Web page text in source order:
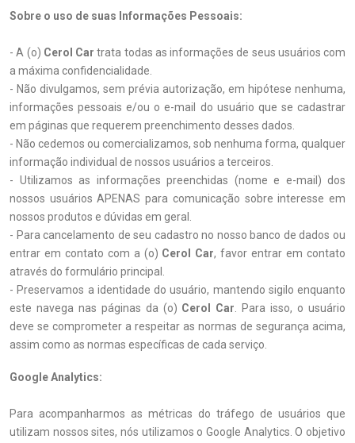
Sobre o uso de suas Informações Pessoais:
- A (o) Cerol Car trata todas as informações de seus usuários com
a máxima confidencialidade.
- Não divulgamos, sem prévia autorização, em hipótese nenhuma,
informações pessoais e/ou o e-mail do usuário que se cadastrar
em páginas que requerem preenchimento desses dados.
- Não cedemos ou comercializamos, sob nenhuma forma, qualquer
informação individual de nossos usuários a terceiros.
- Utilizamos as informações preenchidas (nome e e-mail) dos
nossos usuários APENAS para comunicação sobre interesse em
nossos produtos e dúvidas em geral.
- Para cancelamento de seu cadastro no nosso banco de dados ou
entrar em contato com a (o) Cerol Car, favor entrar em contato
através do formulário principal.
- Preservamos a identidade do usuário, mantendo sigilo enquanto
este navega nas páginas da (o) Cerol Car . Para isso, o usuário
deve se comprometer a respeitar as normas de segurança acima,
assim como as normas específicas de cada serviço.
Google Analytics:
Para acompanharmos as métricas do tráfego de usuários que
utilizam nossos sites, nós utilizamos o Google Analytics. O objetivo